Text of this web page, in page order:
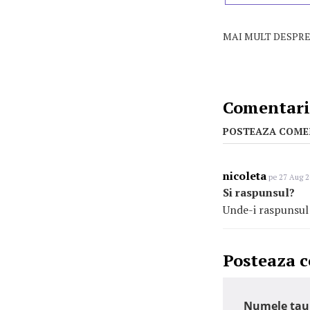
MAI MULT
POSTEAZA
nicoleta pe 27 Aug
Si raspunsul?
Unde-i
Posteaza
Numele tau